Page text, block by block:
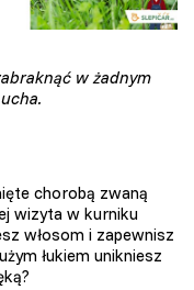
w żadnym
chorobą zwaną
wizyta w kurniku
włosom i zapewnisz
łukiem unikniesz